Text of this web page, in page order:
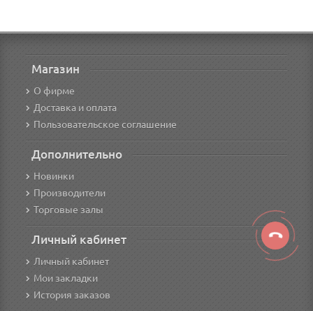
Магазин
О фирме
Доставка и оплата
Пользовательское соглашение
Дополнительно
Новинки
Производители
Торговые залы
Личный кабинет
Личный кабинет
Мои закладки
История заказов